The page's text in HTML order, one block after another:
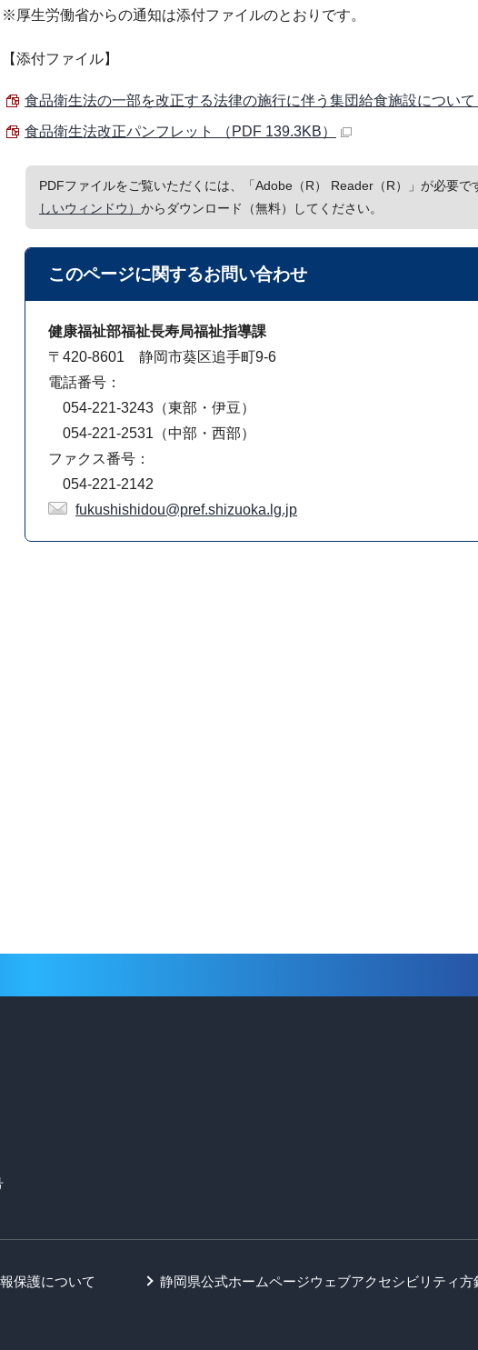
※厚生労働省からの通知は添付ファイルのとおりです。
【添付ファイル】
食品衛生法の一部を改正する法律の施行に伴う集団給食施設について
食品衛生法改正パンフレット （PDF 139.3KB）
PDFファイルをご覧いただくには、「Adobe（R） Reader（R）」が必要で
しいウィンドウ） からダウンロード（無料）してください。
このページに関するお問い合わせ
健康福祉部福祉長寿局福祉指導課
〒420-8601 静岡市葵区追手町9-6
電話番号：
054-221-3243（東部・伊豆）
054-221-2531（中部・西部）
ファクス番号：
054-221-2142
fukushishidou@pref.shizuoka.lg.jp
保護について 静岡県公式ホームページウェブアクセシビリティ方